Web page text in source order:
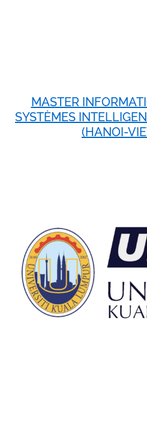
MASTER
SYSTÈMES
(HANOI-